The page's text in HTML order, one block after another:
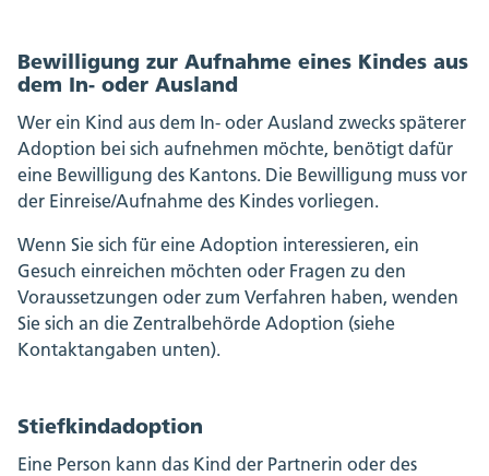
Bewilligung zur Aufnahme eines Kindes aus
dem In- oder Ausland
Wer ein Kind aus dem In- oder Ausland zwecks späterer
Adoption bei sich aufnehmen möchte, benötigt dafür
eine Bewilligung des Kantons. Die Bewilligung muss vor
der Einreise/Aufnahme des Kindes vorliegen.
Wenn Sie sich für eine Adoption interessieren, ein
Gesuch einreichen möchten oder Fragen zu den
Voraussetzungen oder zum Verfahren haben, wenden
Sie sich an die Zentralbehörde Adoption (siehe
Kontaktangaben unten).
Stiefkindadoption
Eine Person kann das Kind der Partnerin oder des